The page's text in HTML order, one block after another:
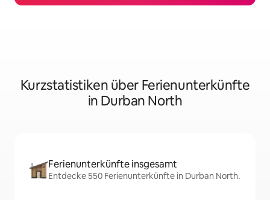
Kurzstatistiken über Ferienunterkünfte
in Durban North
Ferienunterkünfte insgesamt
Entdecke 550 Ferienunterkünfte in Durban North.